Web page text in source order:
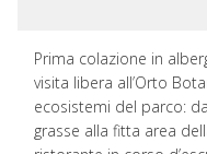
Prima colazione in
visita libera all’Orto
ecosistemi del parco:
grasse alla fitta area